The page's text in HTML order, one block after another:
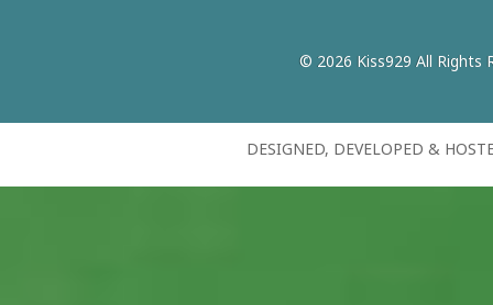
© 2026 Kiss929 All Rights
DESIGNED, DEVELOPED &